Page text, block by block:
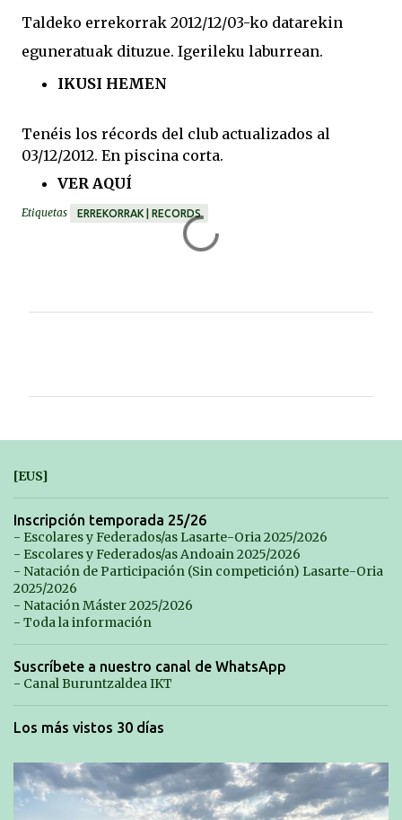
Taldeko errekorrak 2012/12/03-ko datarekin
eguneratuak dituzue. Igerileku laburrean.
IKUSI HEMEN
Tenéis los récords del club actualizados al
03/12/2012. En piscina corta.
VER AQUÍ
Etiquetas ERREKORRAK | RECORDS
n
r
i
o
s
[EUS]
Inscripción temporada 25/26
- Escolares y Federados/as Lasarte-Oria 2025/2026
- Escolares y Federados/as Andoain 2025/2026
- Natación de Participación (Sin competición) Lasarte-Oria
2025/2026
- Natación Máster 2025/2026
- Toda la información
Suscríbete a nuestro canal de WhatsApp
- Canal Buruntzaldea IKT
Los más vistos 30 días